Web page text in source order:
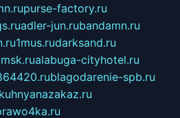
purse-factory.ru
adler-jun.rubandamn.ru
1mus.rudarksand.ru
alabuga-cityhotel.ru
blagodarenie-spb.ru